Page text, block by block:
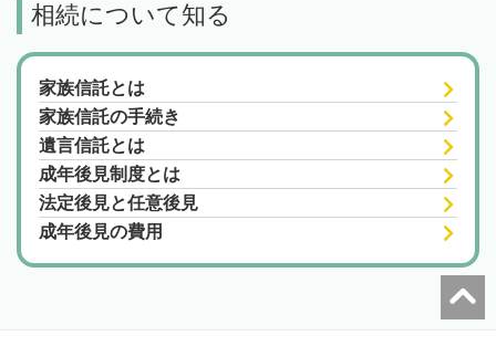
相続について知る
家族信託とは
家族信託の手続き
遺言信託とは
成年後見制度とは
法定後見と任意後見
成年後見の費用